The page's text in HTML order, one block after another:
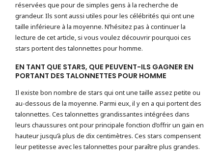
réservées que pour de simples gens à la recherche de
grandeur. Ils sont aussi utiles pour les célébrités qui ont une
taille inférieure à la moyenne. N’hésitez pas à continuer la
lecture de cet article, si vous voulez découvrir pourquoi ces
stars portent des talonnettes pour homme.
EN TANT QUE STARS, QUE PEUVENT-ILS GAGNER EN
PORTANT DES TALONNETTES POUR HOMME
Il existe bon nombre de stars qui ont une taille assez petite ou
au-dessous de la moyenne. Parmi eux, il y en a qui portent des
talonnettes. Ces talonnettes grandissantes intégrées dans
leurs chaussures ont pour principale fonction d’offrir un gain en
hauteur jusqu’à plus de dix centimètres. Ces stars compensent
leur petitesse avec les talonnettes pour paraître plus grandes.